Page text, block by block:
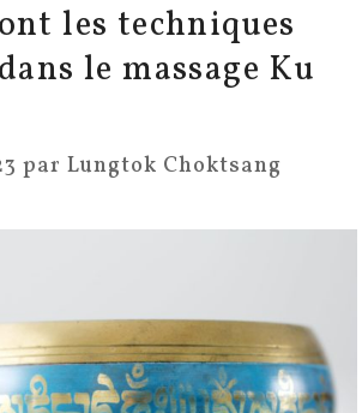
les techniques
le massage Ku
par Lungtok Choktsang